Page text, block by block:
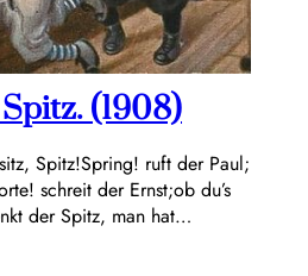
(1908)
Spitz!Spring! ruft der Paul;
schreit der Ernst;ob du’s
der Spitz, man hat…